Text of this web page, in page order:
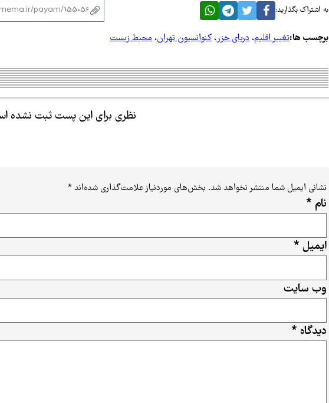
به اشتراک بگذارید:
برچسب ها:تغییر اقلیم،دریای خزر،کنوانسیون تهران،محیط زیست
نظری برای این پست ثبت نشده
نشانی ایمیل شما منتشر نخواهد شد. بخش‌های موردنیاز علامت‌گذاری شده‌اند*
دیدگاه *
نام *
ایمیل *
وب‌ سایت